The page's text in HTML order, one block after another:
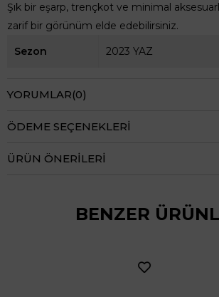
Şık bir eşarp, trençkot ve minimal
zarif bir görünüm elde edebilirsiniz.
Sezon
2023 YAZ
YORUMLAR(0)
ÖDEME SEÇENEKLERI
ÜRÜN ÖNERILERI
BENZER